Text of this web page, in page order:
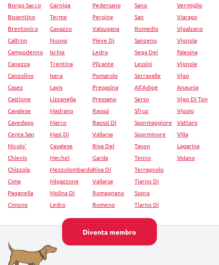
Diventa membro
Borgo Sacco
Bosentino
Brentonico
Caltron
Campodenno
Canezza
Canzolino
Casez
Castione
Cavalese
Cavedago
Centa San
Nicolo'
Chienis
Chizzola
Cima
Paganella
Cimone
Garniga
Terme
Gavazzo
Nuova
Ischia
Trentina
Isera
Lavis
Lizzanella
Madrano
Marco
Masi Di
Cavalese
Mechel
Mezzolombardo
Migazzone
Molina Di
Ledro
Pedersano
Pergine
Valsugana
Pieve Di
Ledro
Pilcante
Pomarolo
Pregasina
Pressano
Raossi
Raossi Di
Vallarsa
Riva Del
Garda
Riva Di
Vallarsa
Romagnano
Romeno
Sano
San
Romedio
Sanzeno
Sega Dei
Lessini
Serravalle
All'Adige
Serso
Sfruz
Spormaggiore
Sporminore
Tavon
Tenno
Terragnolo
Tiarno Di
Sopra
Tiarno Di
Vermiglio
Viarago
Vigalzano
Vignola
Falesina
Vignole
Vigo
Anaunia
Vigo Di Ton
Vigolo
Vattaro
Villa
Lagarina
Volano